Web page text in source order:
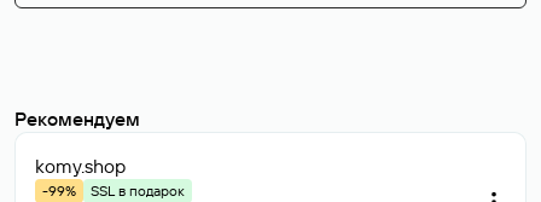
Рекомендуем
komy.shop
-99%
SSL в подарок